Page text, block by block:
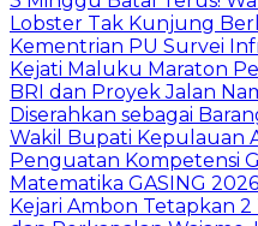
Lobster Tak Kunjung
Kementrian PU Survei
Kejati Maluku Maraton
BRI dan Proyek Jalan
Diserahkan sebagai
Wakil Bupati Kepulauan
Penguatan Kompetensi
Matematika GASING 2026
Kejari Ambon Tetapkan